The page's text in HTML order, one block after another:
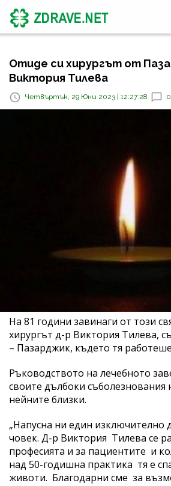
Отиде си хирургът от
Виктория Тилева
Четвъртък, 29 Юни 2023 | 12:27:28 0
На 81 години завинаги от този
хирургът д-р Виктория Тилева,
– Пазарджик, където тя
Ръководството на лечебното
своите дълбоки съболезнования
нейните близки.
„Напусна ни един изключително
човек. Д-р Виктория Тилева се
професията и за пациентите и
над 50-годишна практика тя е
животи. Благодарни сме за